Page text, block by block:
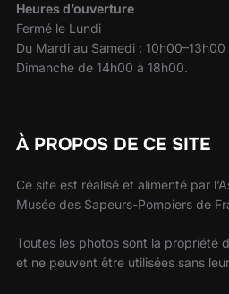
Heures d’ouverture
Fermé le Lundi
Du Mardi au Samedi :
Dimanche de 14h00 à 18h00.
À PROPOS DE CE SITE
Ce site est réalisé et alimenté par
Musée des Sapeurs-Pompiers de
Toutes les photos sont la propriété
et ne peuvent être utilisées sans